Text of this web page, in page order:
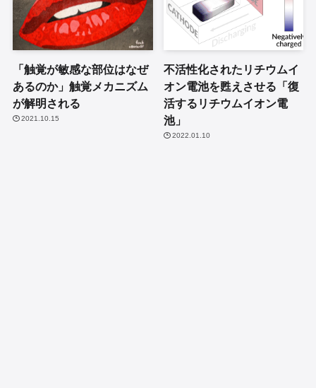
「触覚が敏感な部位はなぜ
あるのか」触覚メカニズム
が解明される
2021.10.15
不活性化されたリチウムイ
オン電池を甦えさせる「復
活するリチウムイオン電
池」
2022.01.10